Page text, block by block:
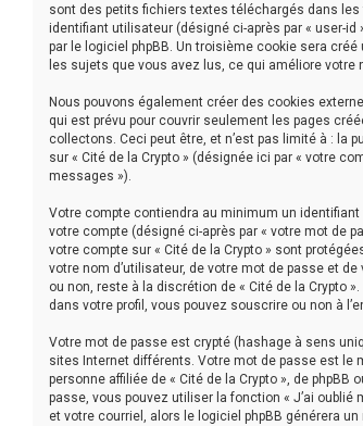
sont des petits fichiers textes téléchargés dans les
identifiant utilisateur (désigné ci-après par « user-
par le logiciel phpBB. Un troisième cookie sera
les sujets que vous avez lus, ce qui améliore votre
Nous pouvons également créer des cookies
qui est prévu pour couvrir seulement les pages
collectons. Ceci peut être, et n’est pas limité à : la
sur « Cité de la Crypto » (désignée ici par « votre
messages »).
Votre compte contiendra au minimum un
votre compte (désigné ci-après par « votre mot de
votre compte sur « Cité de la Crypto » sont
votre nom d’utilisateur, de votre mot de passe et
ou non, reste à la discrétion de « Cité de la Crypto
dans votre profil, vous pouvez souscrire ou non à
Votre mot de passe est crypté (hashage à sens
sites Internet différents. Votre mot de passe est le
personne affiliée de « Cité de la Crypto », de
passe, vous pouvez utiliser la fonction « J’ai
et votre courriel, alors le logiciel phpBB générera